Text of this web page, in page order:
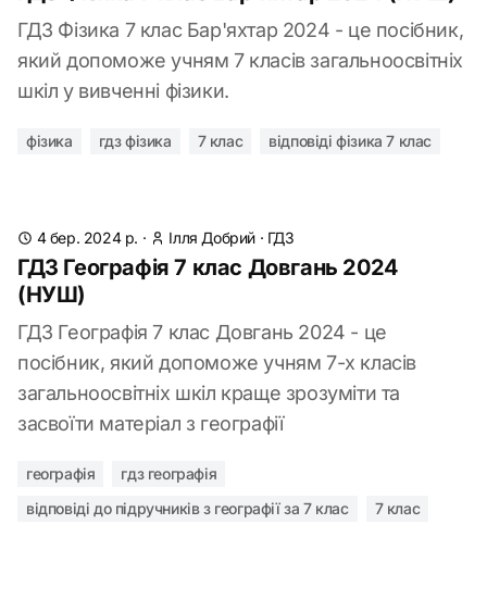
ГДЗ Фізика 7 клас Бар'яхтар 2024 - це посібник,
який допоможе учням 7 класів загальноосвітніх
шкіл у вивченні фізики.
фізика гдз фізика 7 клас відповіді фізика 7 клас
4 бер. 2024 р. · Ілля Добрий · ГДЗ
ГДЗ Географія 7 клас Довгань 2024
(НУШ)
ГДЗ Географія 7 клас Довгань 2024 - це
посібник, який допоможе учням 7-х класів
загальноосвітніх шкіл краще зрозуміти та
засвоїти матеріал з географії
географія
гдз географія
відповіді до підручників з географії за 7 клас
7 клас